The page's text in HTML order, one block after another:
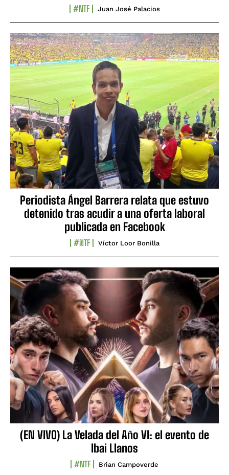
#NTF Juan José Palacios
Periodista Ángel Barrera relata que estuvo
detenido tras acudir a una oferta laboral
publicada en Facebook
#NTF Víctor Loor Bonilla
(EN VIVO) La Velada del Año VI: el evento de
Ibai Llanos
#NTF Brian Campoverde